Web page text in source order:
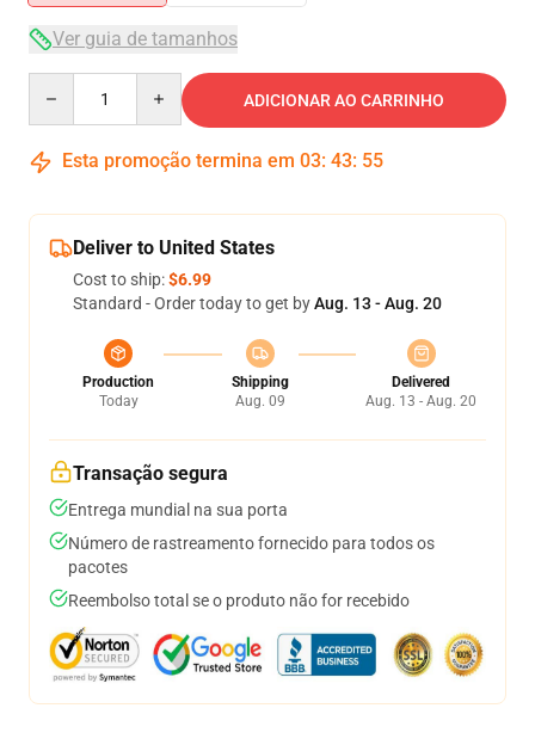
Ver guia de tamanhos
ADICIONAR AO CARRINHO
Esta promoção termina em 03: 43: 55
Deliver to United States
Cost to ship:$6.99
Standard - Order today to get byAug. 13 - Aug. 20
Production
Today
Shipping
Aug. 09
Delivered
Aug. 13 - Aug. 20
Transação segura
Entrega mundial na sua porta
Número de rastreamento fornecido para todos os
pacotes
Reembolso total se o produto não for recebido